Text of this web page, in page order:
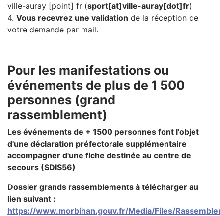
ville-auray [point] fr (sport[at]ville-auray[dot]fr)
4. Vous recevrez une validation de la réception de
votre demande par mail.
Pour les manifestations ou
événements de plus de 1 500
personnes (grand
rassemblement)
Les événements de + 1500 personnes font l'objet
d'une déclaration préfectorale supplémentaire
accompagner d'une fiche destinée au centre de
secours (SDIS56)
Dossier grands rassemblements à télécharger au
lien suivant :
https://www.morbihan.gouv.fr/Media/Files/